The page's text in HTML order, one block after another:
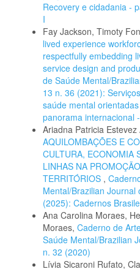
Recovery e cidadania -
I
Fay Jackson, Timoty
lived experience
respectfully embedding
service design and
de Saúde Mental/
13 n. 36 (2021):
saúde mental
panorama internacional
Ariadna Patricia
AQUILOMBAÇÕES E
CULTURA, ECONOMIA
LINHAS NA
TERRITÓRIOS ,
Mental/Brazilian Journal
(2025): Cadernos
Ana Carolina Moraes,
Moraes, Caderno de
Saúde Mental/Brazilian
n. 32 (2020)
Lívia Sicaroni Rufato,